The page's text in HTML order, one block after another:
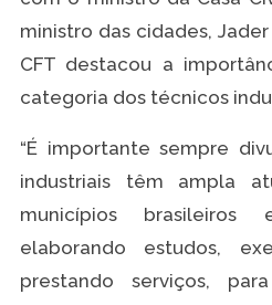
ministro das cidades,
CFT destacou a
categoria dos técnicos
“É importante sempre
industriais têm ampla
municípios
elaborando estudos,
prestando serviços,